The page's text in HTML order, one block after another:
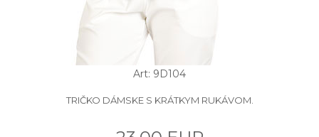
Art: 9D104
TRIČKO DÁMSKE S KRÁTKYM RUKÁVOM.